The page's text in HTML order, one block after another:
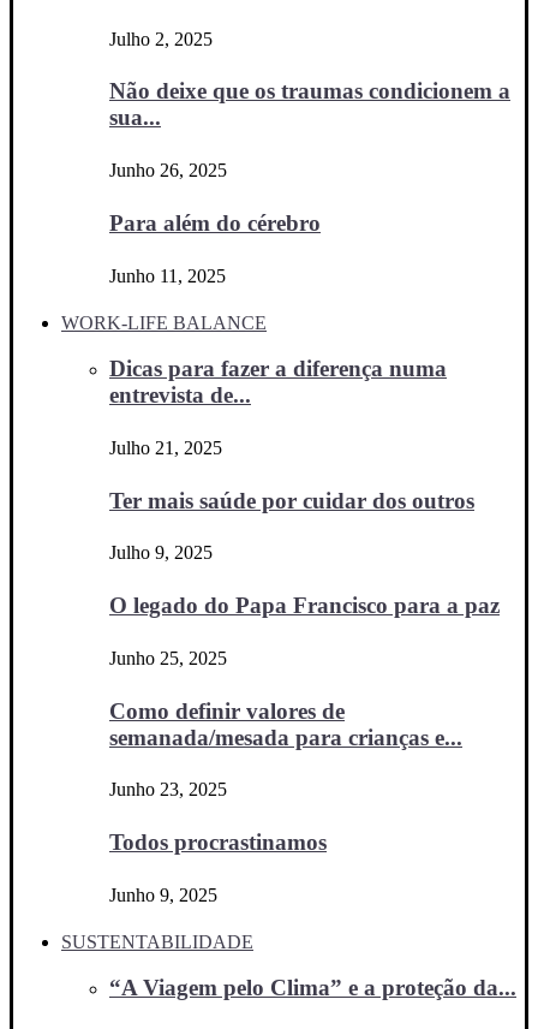
Julho 2, 2025
Não deixe que os traumas condicionem a
sua...
Junho 26, 2025
Para além do cérebro
Junho 11, 2025
WORK-LIFE BALANCE
Dicas para fazer a diferença numa
entrevista de...
Julho 21, 2025
Ter mais saúde por cuidar dos outros
Julho 9, 2025
O legado do Papa Francisco para a paz
Junho 25, 2025
Como definir valores de
semanada/mesada para crianças e...
Junho 23, 2025
Todos procrastinamos
Junho 9, 2025
SUSTENTABILIDADE
“A Viagem pelo Clima” e a proteção da...